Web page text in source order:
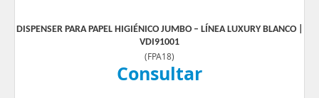
DISPENSER PARA PAPEL HIGIÉNICO JUMBO – LÍNEA LUXURY BLANCO |
VDI91001
(FPA18)
Consultar